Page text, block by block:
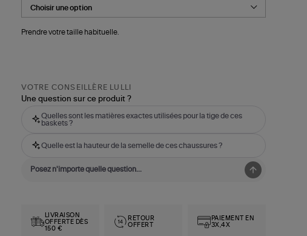
Prendre votre taille habituelle.
VOTRE CONSEILLÈRE LULLI
Une question sur ce produit ?
Quelles sont les matières exactes utilisées pour la tige de ces
baskets ?
Quelle est la hauteur de la semelle de ces chaussures ?
LIVRAISON
OFFERTE DÈS
150 €
RETOUR
OFFERT
PAIEMENT EN
3X,4X